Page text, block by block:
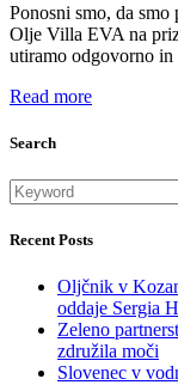
Ponosni smo, da
Olje Villa EVA na
utiramo odgovorno in
Read more
Search
Recent Posts
Oljčnik v
oddaje Sergia
Zeleno
združila moči
Slovenec v